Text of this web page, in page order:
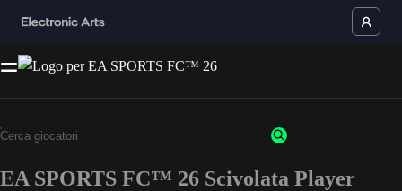
EA SPORTS FC™ 26 Scivolata Player